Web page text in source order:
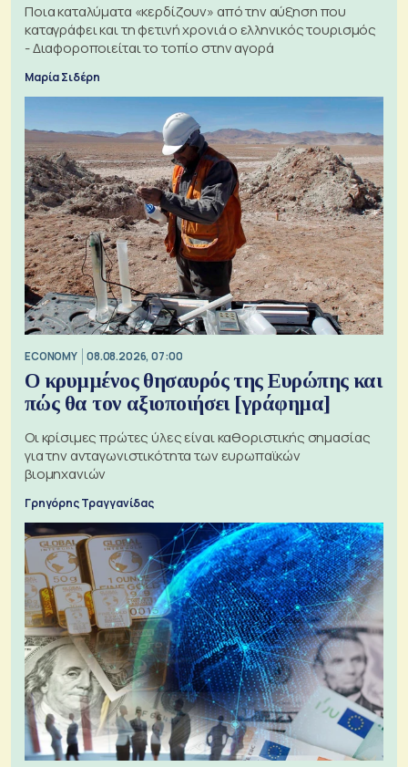
Ποια καταλύματα «κερδίζουν» από την αύξηση που
καταγράφει και τη φετινή χρονιά ο ελληνικός τουρισμός
- Διαφοροποιείται το τοπίο στην αγορά
Μαρία Σιδέρη
ECONOMY 08.08.2026, 07:00
Ο κρυμμένος θησαυρός της Ευρώπης και
πώς θα τον αξιοποιήσει [γράφημα]
Οι κρίσιμες πρώτες ύλες είναι καθοριστικής σημασίας
για την ανταγωνιστικότητα των ευρωπαϊκών
βιομηχανιών
Γρηγόρης Τραγγανίδας